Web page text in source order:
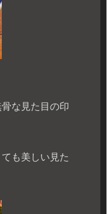
な見た目の印
も美しい見た